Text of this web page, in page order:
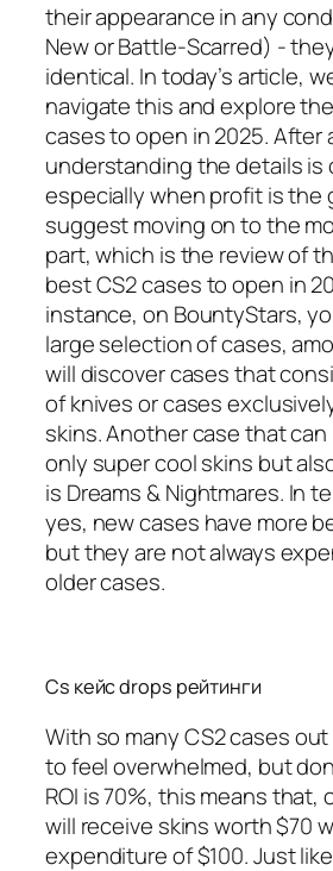
their appearance in any
New or Battle-Scarred) -
identical. In today’s article,
navigate this and explore
cases to open in 2025. After
understanding the details is
especially when profit is the
suggest moving on to the
part, which is the review of
best CS2 cases to open in
instance, on BountyStars,
large selection of cases,
will discover cases that
of knives or cases
skins. Another case that
only super cool skins but
is Dreams & Nightmares. In
yes, new cases have more
but they are not always
older cases.
Cs кейс drops рейтинги
With so many CS2 cases
to feel overwhelmed, but
ROI is 70%, this means that,
will receive skins worth $70
expenditure of $100. Just